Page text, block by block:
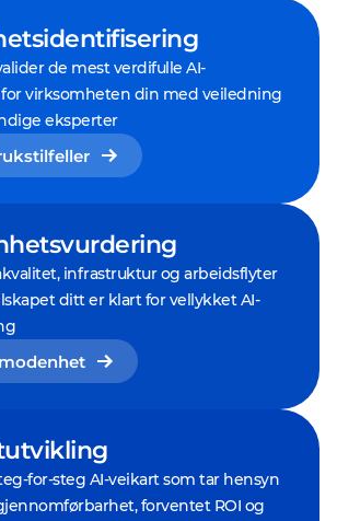
de mest verdifulle AI-
virksomheten din med veiledning
eksperter
infrastruktur og arbeidsflyter
ditt er klart for vellykket AI-
for-steg AI-veikart som tar hensyn
forventet ROI og